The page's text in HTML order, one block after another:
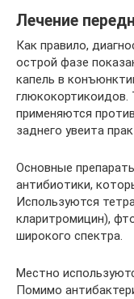
Лечение
Как правило,
острой фазе
капель в
глюкокортикоидов.
применяются
заднего увеита
Основные
антибиотики,
Используются
кларитромицин),
широкого спектра.
Местно
Помимо